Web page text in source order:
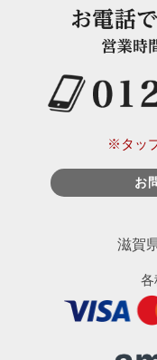
※タッ
お
滋賀